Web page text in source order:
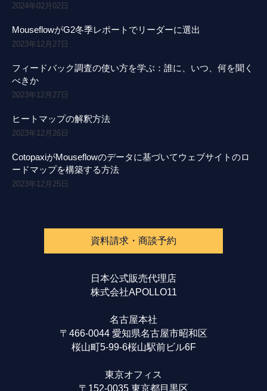
2024年02月02日
MouseflowがG2冬季レポートでリーダーに選出
2023年12月27日
フィードバック調査の使い方を学ぶ：誰に、いつ、何を聞く
べきか
2023年12月27日
ヒートマップの解釈方法
2023年12月26日
CotopaxiがMouseflowのデータに基づいてウェブサイトのロ
ードマップを構築する方法
2023年12月25日
資料請求・商談予約
日本公式販売代理店
株式会社APOLLO11
名古屋本社
〒466-0044 愛知県名古屋市昭和区
桜山町5-99-6桜山駅前ビル6F
東京オフィス
〒152-0035 東京都目黒区